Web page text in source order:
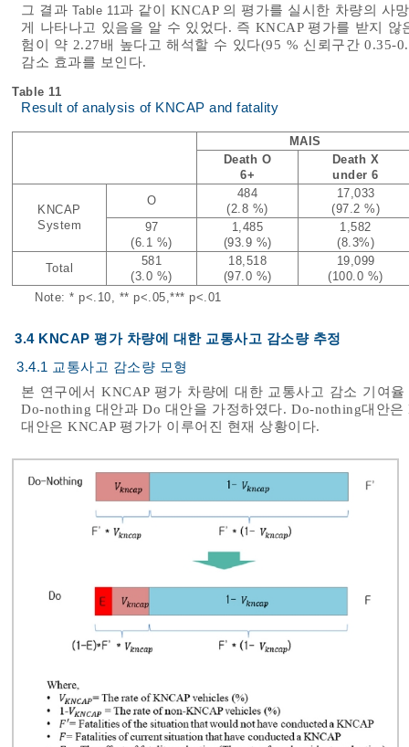
그 결과 Table 11과 같이 KNCAP 의 평가를 실시한 차량의 사
게 나타나고 있음을 알 수 있었다. 즉 KNCAP 평가를 받지
험이 약 2.27배 높다고 해석할 수 있다(95 % 신뢰구간 0.35-
감소 효과를 보인다.
Table 11
Result of analysis of KNCAP and fatality
MAIS
Death O
6+
Death X
under 6
KNCAP
System
O
484
(2.8 %)
17,033
(97.2 %)
97
(6.1 %)
1,485
(93.9 %)
1,582
(8.3%)
Total
581
(3.0 %)
18,518
(97.0 %)
19,099
(100.0 %)
Note: * p<.10, ** p<.05,*** p<.01
3.4 KNCAP 평가 차량에 대한 교통사고 감소량 추정
3.4.1 교통사고 감소량 모형
본 연구에서 KNCAP 평가 차량에 대한 교통사고 감소 기여
Do-nothing 대안과 Do 대안을 가정하였다. Do-nothing대안
대안은 KNCAP 평가가 이루어진 현재 상황이다.